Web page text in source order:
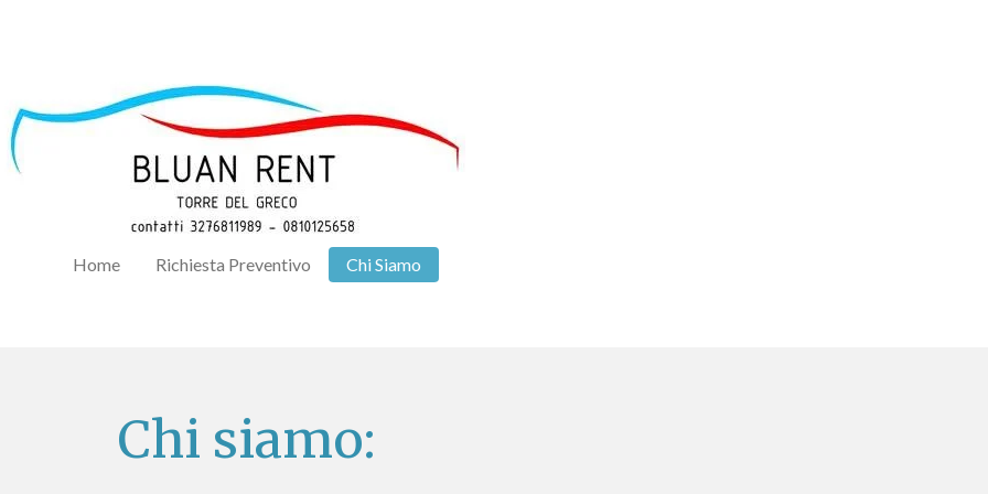
Home Richiesta Preventivo Chi Siamo
Chi siamo: